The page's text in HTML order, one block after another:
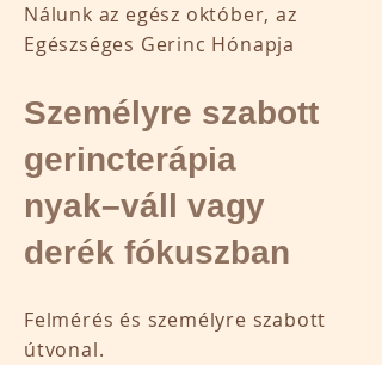
Nálunk az egész október, az
Egészséges Gerinc Hónapja
Személyre szabott
gerincterápia
nyak–váll vagy
derék fókuszban
Felmérés és személyre szabott
útvonal.